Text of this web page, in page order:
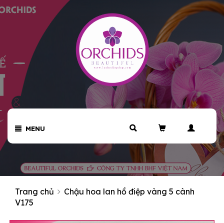
MENU
Trang chủ
Chậu hoa lan hồ điệp vàng 5 cành
V175